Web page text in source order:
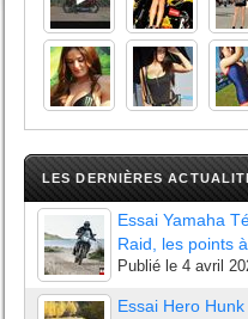
LES DERNIÈRES
Essai Yamaha
Raid, les points
Publié le 4 avril
Essai Hero